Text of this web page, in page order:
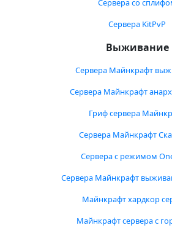
Сервера со
Сервера KitPvP
Выживание
Сервера Майнкрафт
Сервера Майнкрафт
Гриф сервера
Сервера Майнкрафт
Сервера с режимом
Сервера Майнкрафт
Майнкрафт хардкор
Майнкрафт сервера с